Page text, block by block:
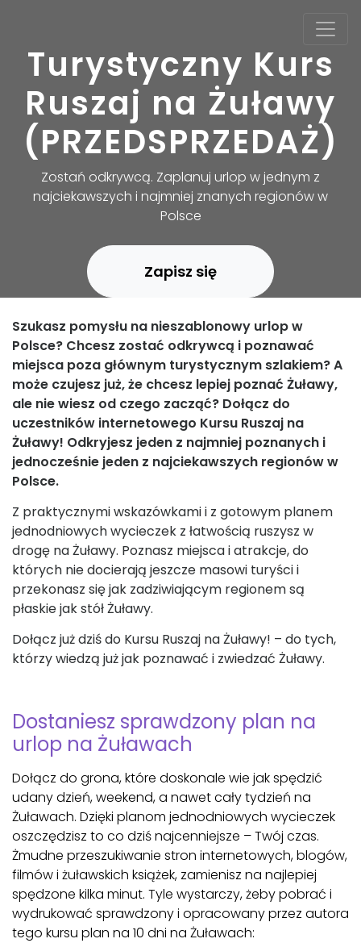
Turystyczny Kurs
Ruszaj na Żuławy
(PRZEDSPRZEDAŻ)
Zostań odkrywcą. Zaplanuj urlop w jednym z
najciekawszych i najmniej znanych regionów w
Polsce
Zapisz się
Szukasz pomysłu na nieszablonowy urlop w
Polsce? Chcesz zostać odkrywcą i poznawać
miejsca poza głównym turystycznym szlakiem? A
może czujesz już, że chcesz lepiej poznać Żuławy,
ale nie wiesz od czego zacząć? Dołącz do
uczestników internetowego Kursu Ruszaj na
Żuławy! Odkryjesz jeden z najmniej poznanych i
jednocześnie jeden z najciekawszych regionów w
Polsce.
Z praktycznymi wskazówkami i z gotowym planem
jednodniowych wycieczek z łatwością ruszysz w
drogę na Żuławy. Poznasz miejsca i atrakcje, do
których nie docierają jeszcze masowi turyści i
przekonasz się jak zadziwiającym regionem są
płaskie jak stół Żuławy.
Dołącz już dziś do Kursu Ruszaj na Żuławy! – do tych,
którzy wiedzą już jak poznawać i zwiedzać Żuławy.
Dostaniesz sprawdzony plan na
urlop na Żuławach
Dołącz do grona, które doskonale wie jak spędzić
udany dzień, weekend, a nawet cały tydzień na
Żuławach. Dzięki planom jednodniowych wycieczek
oszczędzisz to co dziś najcenniejsze – Twój czas.
Żmudne przeszukiwanie stron internetowych, blogów,
filmów i żuławskich książek, zamienisz na najlepiej
spędzone kilka minut. Tyle wystarczy, żeby pobrać i
wydrukować sprawdzony i opracowany przez autora
tego kursu plan na 10 dni na Żuławach: